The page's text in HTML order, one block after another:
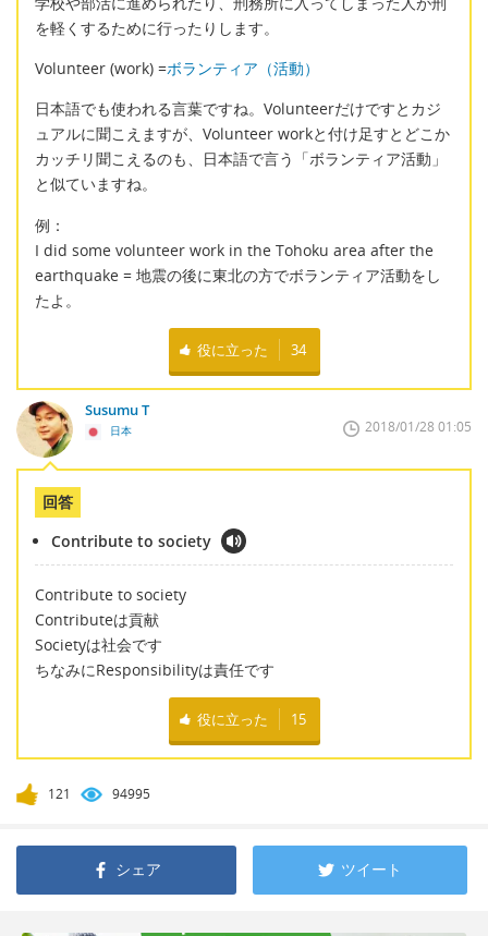
を軽くするために行ったりします。
Volunteer (work) =ボランティア（活動）
日本語でも使われる言葉ですね。Volunteerだけですとカジ
ュアルに聞こえますが、Volunteer workと付け足すとどこか
カッチリ聞こえるのも、日本語で言う「ボランティア活動」
と似ていますね。
例：
I did some volunteer work in the Tohoku area after the
earthquake = 地震の後に東北の方でボランティア活動をし
たよ。
役に立った 34
Susumu T
日本 2018/01/28 01:05
回答
Contribute to society
Contribute to society
Contributeは貢献
Societyは社会です
ちなみにResponsibilityは責任です
役に立った 15
121 94995
シェア ツイート